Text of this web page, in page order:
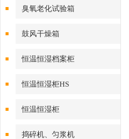
臭氧老化试验箱
鼓风干燥箱
恒温恒湿档案柜
恒温恒湿柜HS
恒温恒湿柜
捣碎机、匀浆机